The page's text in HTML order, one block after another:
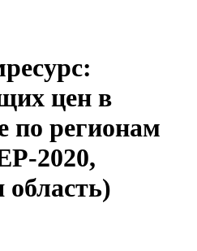
цен в
по регионам
2020,
область)